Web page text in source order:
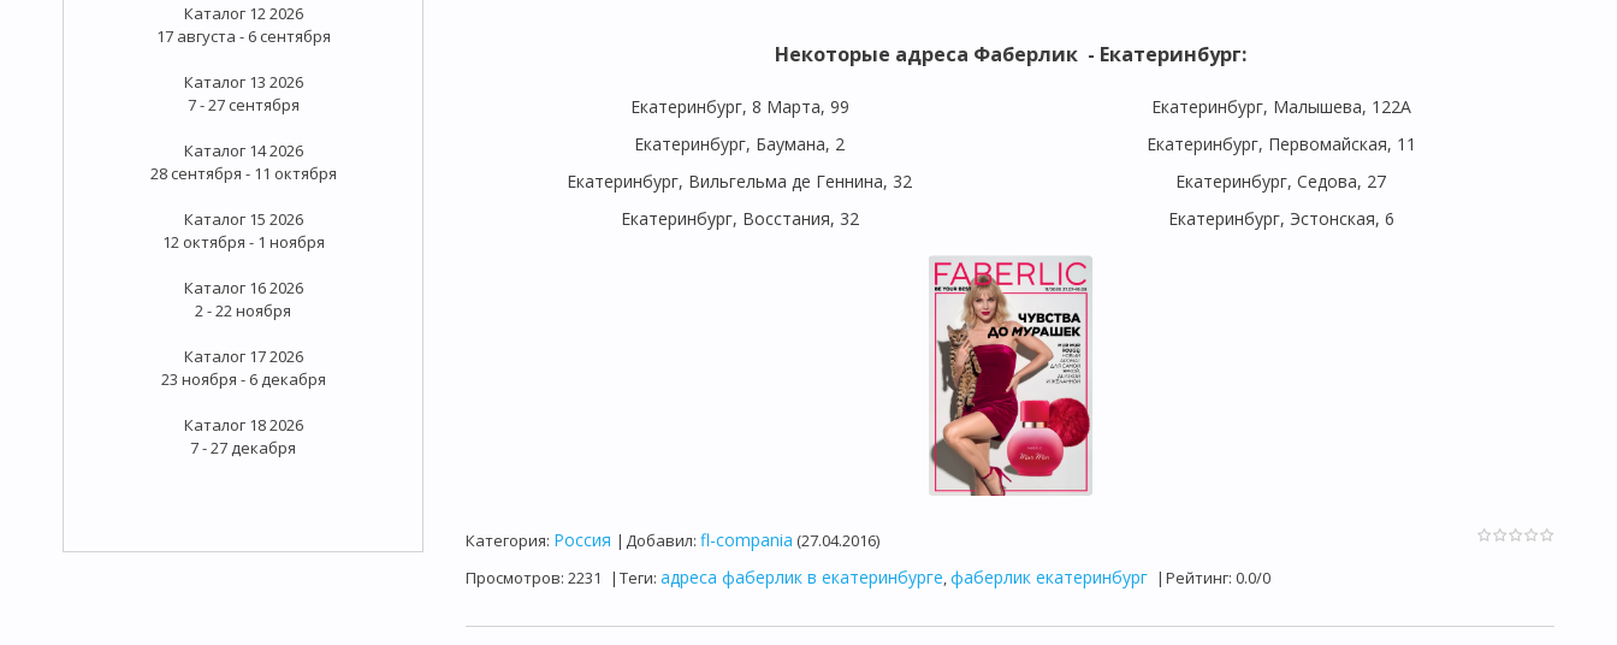
Каталог 12 2026
17 августа - 6 сентября
Каталог 13 2026
7 - 27 сентября
Каталог 14 2026
28 сентября - 11 октября
Каталог 15 2026
12 октября - 1 ноября
Каталог 16 2026
2 - 22 ноября
Каталог 17 2026
23 ноября - 6 декабря
Каталог 18 2026
7 - 27 декабря
Некоторые адреса Фаберлик - Екатеринбург:
Екатеринбург, 8 Марта, 99
Екатеринбург, Малышева, 122А
Екатеринбург, Баумана, 2
Екатеринбург, Первомайская, 11
Екатеринбург, Вильгельма де Геннина, 32
Екатеринбург, Седова, 27
Екатеринбург, Восстания, 32
Екатеринбург, Эстонская, 6
Категория: Россия | Добавил: fl-compania (27.04.2016)
Просмотров: 2231 | Теги: адреса фаберлик в екатеринбурге,фаберлик екатеринбург | Рейтинг: 0.0/0